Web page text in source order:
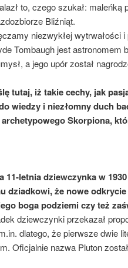
to, czego szukał:
Bliźniąt.
niezwykłej wytrwałości
Tombaugh jest astronomem
a jego upór został
tutaj, iż takie cechy, jak
wiedzy i niezłomny duch
Skorpiona,
11-letnia dziewczynka w
dziadkowi, że nowe
boga podziemi czy też
dziewczynki przekazał
dlatego, że pierwsze dwie
Oficjalnie nazwa Pluton